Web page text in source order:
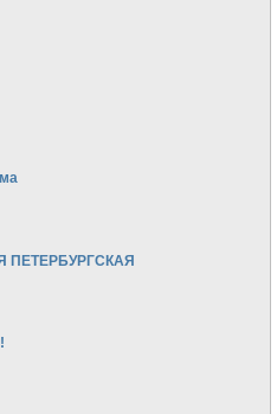
ПЕТЕРБУРГСКАЯ